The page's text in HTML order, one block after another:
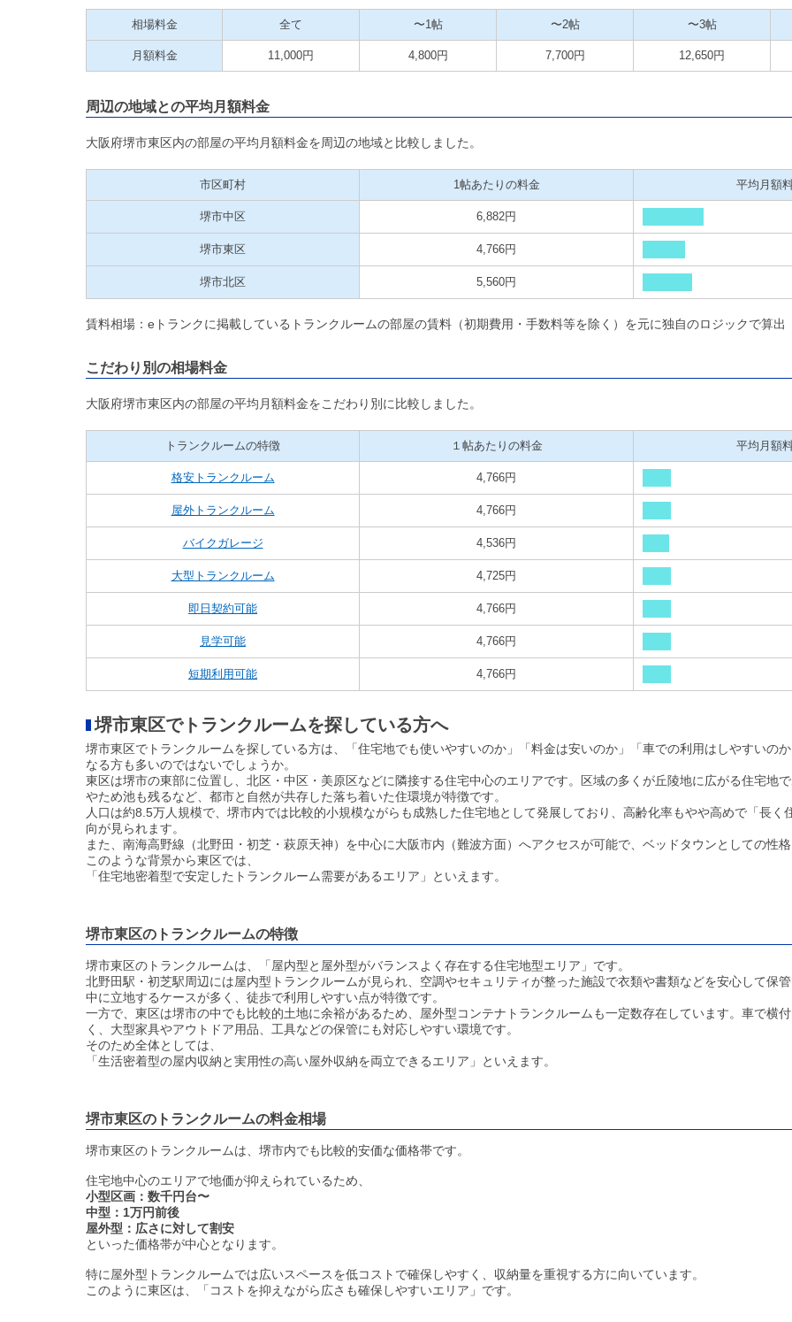
相場料金 全て 〜1帖 〜2帖 〜3帖
月額料金 11,000円 4,800円 7,700円 12,650円
周辺の地域との平均月額料金
大阪府堺市東区内の部屋の平均月額料金を周辺の地域と比較しました。
市区町村 1帖あたりの料金 平均月額
堺市中区 6,882円
堺市東区 4,766円
堺市北区 5,560円
賃料相場：eトランクに掲載しているトランクルームの部屋の賃料（初期費用・手数料等を除く）を元に独自のロジックで算出
こだわり別の相場料金
大阪府堺市東区内の部屋の平均月額料金をこだわり別に比較しました。
トランクルームの特徴 １帖あたりの料金 平均月額
格安トランクルーム 4,766円
屋外トランクルーム 4,766円
バイクガレージ 4,536円
大型トランクルーム 4,725円
即日契約可能 4,766円
見学可能 4,766円
短期利用可能 4,766円
堺市東区でトランクルームを探している方へ
堺市東区でトランクルームを探している方は、「住宅地でも使いやすいのか」「料金は安いのか」「車での利用はしやすいの
なる方も多いのではないでしょうか。
東区は堺市の東部に位置し、北区・中区・美原区などに隣接する住宅中心のエリアです。区域の多くが丘陵地に広がる住宅地
やため池も残るなど、都市と自然が共存した落ち着いた住環境が特徴です。
人口は約8.5万人規模で、堺市内では比較的小規模ながらも成熟した住宅地として発展しており、高齢化率もやや高めで「長く
向が見られます。
また、南海高野線（北野田・初芝・萩原天神）を中心に大阪市内（難波方面）へアクセスが可能で、ベッドタウンとしての性格
このような背景から東区では、
「住宅地密着型で安定したトランクルーム需要があるエリア」といえます。
堺市東区のトランクルームの特徴
堺市東区のトランクルームは、「屋内型と屋外型がバランスよく存在する住宅地型エリア」です。
北野田駅・初芝駅周辺には屋内型トランクルームが見られ、空調やセキュリティが整った施設で衣類や書類などを安心して保
中に立地するケースが多く、徒歩で利用しやすい点が特徴です。
一方で、東区は堺市の中でも比較的土地に余裕があるため、屋外型コンテナトランクルームも一定数存在しています。車で横
く、大型家具やアウトドア用品、工具などの保管にも対応しやすい環境です。
そのため全体としては、
「生活密着型の屋内収納と実用性の高い屋外収納を両立できるエリア」といえます。
堺市東区のトランクルームの料金相場
堺市東区のトランクルームは、堺市内でも比較的安価な価格帯です。
住宅地中心のエリアで地価が抑えられているため、
小型区画：数千円台〜
中型：1万円前後
屋外型：広さに対して割安
といった価格帯が中心となります。
特に屋外型トランクルームでは広いスペースを低コストで確保しやすく、収納量を重視する方に向いています。
このように東区は、「コストを抑えながら広さも確保しやすいエリア」です。